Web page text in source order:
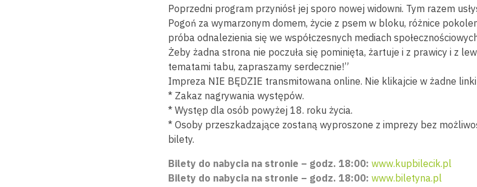
Poprzedni program przyniósł jej sporo nowej widowni. Tym razem
Pogoń za wymarzonym domem, życie z psem w bloku, różnice
próba odnalezienia się we współczesnych mediach
Żeby żadna strona nie poczuła się pominięta, żartuje i z prawicy i z
tematami tabu, zapraszamy serdecznie!”
Impreza NIE BĘDZIE transmitowana online. Nie klikajcie w żadne linki
* Zakaz nagrywania występów.
* Występ dla osób powyżej 18. roku życia.
* Osoby przeszkadzające zostaną wyproszone z imprezy bez
bilety.
Bilety do nabycia na stronie – godz. 18:00: www.kupbilecik.pl
Bilety do nabycia na stronie – godz. 18:00: www.biletyna.pl